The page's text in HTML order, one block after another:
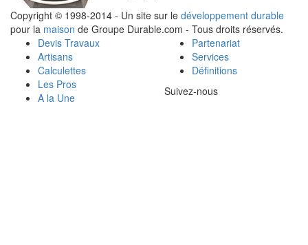
Copyright © 1998-2014 - Un site sur le développement durable
pour la maison de Groupe Durable.com - Tous droits réservés.
Devis Travaux
Artisans
Calculettes
Les Pros
A la Une
Partenariat
Services
Définitions
Suivez-nous